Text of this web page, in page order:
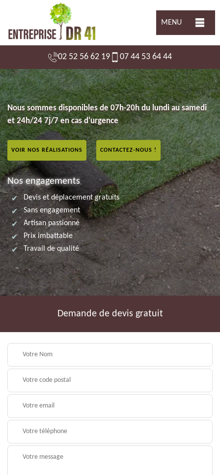
MENU
02 52 56 62 19 07 44 53 64 44
Nous sommes disponibles de 07h-20h du lundi au samedi
et 24h/24 7j/7 en cas d'urgence
VOIR NOS RÉALISATIONS CONTACTEZ-NOUS !
Nos engagements
Devis et déplacement gratuits
Sans engagement
Artisan passionné
Prix imbattable
Travail de qualité
Demande de devis gratuit